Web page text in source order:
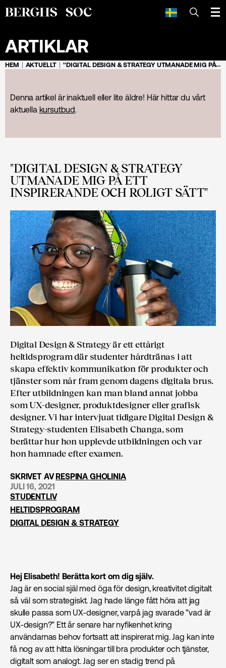
SÖK
ARTIKLAR
HEM AKTUELLT ''DIGITAL DESIGN & STRATEGY UTMANADE MIG PÅ ETT INSPIRERANDE OCH ROLIGT SÄTT''
Denna artikel är inaktuell eller lite äldre! Här hittar du vårt
aktuella kursutbud.
''DIGITAL DESIGN & STRATEGY
UTMANADE MIG PÅ ETT
INSPIRERANDE OCH ROLIGT SÄTT''
Digital Design & Strategy är ett ettårigt
heltidsprogram där studenter hårdtränas i att
skapa effektiv kommunikation för produkter och
tjänster som når fram genom dagens digitala brus.
Efter utbildningen kan man bland annat jobba
som UX-designer, produktdesigner eller grafisk
designer. Vi har intervjuat tidigare Digital Design &
Strategy-studenten Elisabeth Changa, som
berättar hur hon upplevde utbildningen och var
hon hamnade efter examen.
SKRIVET AV RESPINA GHOLINIA
JULI 16, 2021
STUDENTLIV
HELTIDSPROGRAM
DIGITAL DESIGN & STRATEGY
Hej Elisabeth! Berätta kort om dig själv.
Jag är en social själ med öga för design, kreativitet digitalt
så väl som strategiskt. Jag hade länge fått höra att jag
skulle passa som UX-designer, varpå jag svarade ”vad är
UX-design?” Ett år senare har nyfikenhet kring
användarnas behov fortsatt att inspirerat mig. Jag kan inte
få nog av att hitta lösningar till bra produkter och tjänster,
digitalt som analogt. Jag ser en stadig trend på